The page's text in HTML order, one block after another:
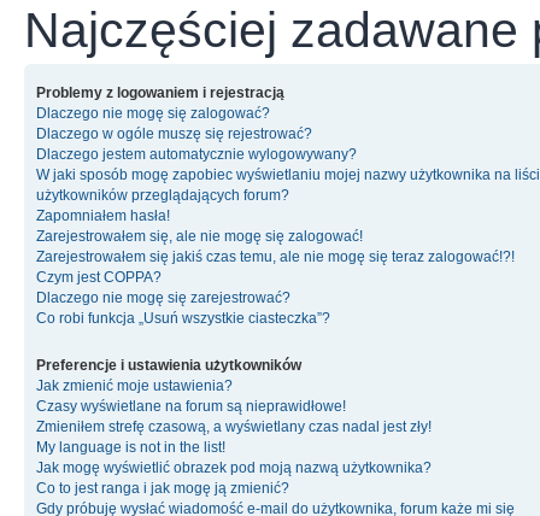
Najczęściej zadawane
Problemy z logowaniem i rejestracją
Dlaczego nie mogę się zalogować?
Dlaczego w ogóle muszę się rejestrować?
Dlaczego jestem automatycznie wylogowywany?
W jaki sposób mogę zapobiec wyświetlaniu mojej nazwy użytkownika na
użytkowników przeglądających forum?
Zapomniałem hasła!
Zarejestrowałem się, ale nie mogę się zalogować!
Zarejestrowałem się jakiś czas temu, ale nie mogę się teraz zalogować!?!
Czym jest COPPA?
Dlaczego nie mogę się zarejestrować?
Co robi funkcja „Usuń wszystkie ciasteczka”?
Preferencje i ustawienia użytkowników
Jak zmienić moje ustawienia?
Czasy wyświetlane na forum są nieprawidłowe!
Zmieniłem strefę czasową, a wyświetlany czas nadal jest zły!
My language is not in the list!
Jak mogę wyświetlić obrazek pod moją nazwą użytkownika?
Co to jest ranga i jak mogę ją zmienić?
Gdy próbuję wysłać wiadomość e-mail do użytkownika, forum każe mi się